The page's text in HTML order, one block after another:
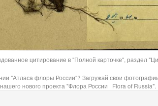
цитирование в "Полной карточке", раздел
"Атласа флоры России"? Загружай свои
нового проекта "Флора России | Flora of Russia".